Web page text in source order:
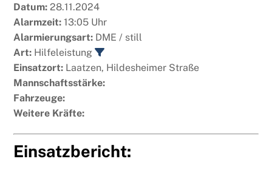
Datum: 28.11.2024
Alarmzeit: 13:05 Uhr
Alarmierungsart: DME / still
Art: Hilfeleistung
Einsatzort: Laatzen, Hildesheimer Straße
Mannschaftsstärke:
Fahrzeuge:
Weitere Kräfte:
Einsatzbericht: